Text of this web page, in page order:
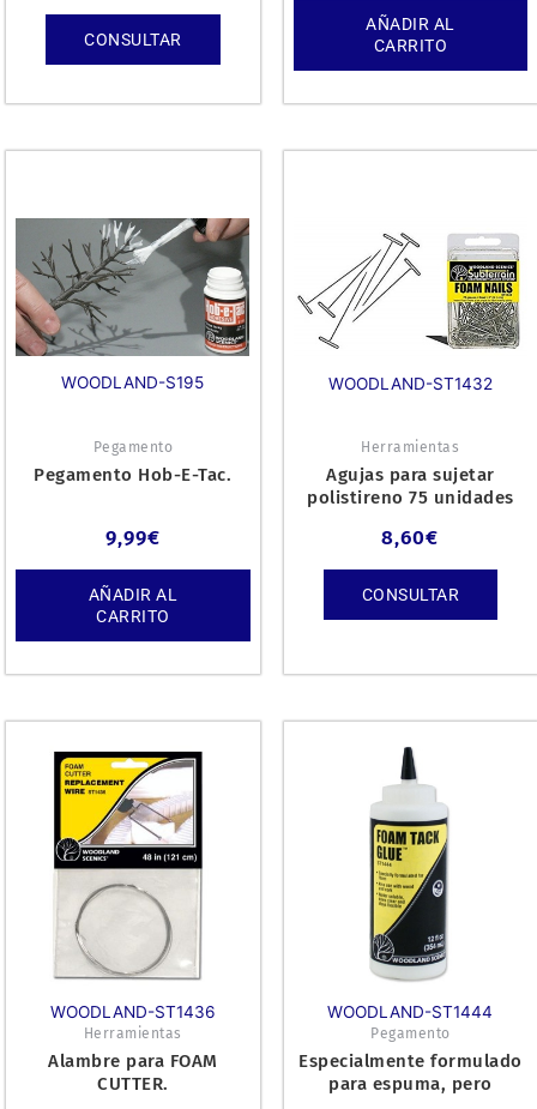
CONSULTAR
AÑADIR AL
CARRITO
WOODLAND-S195
Pegamento
Pegamento Hob-E-Tac.
9,99€
AÑADIR AL
CARRITO
WOODLAND-ST1432
Herramientas
Agujas para sujetar
polistireno 75 unidades
8,60€
CONSULTAR
WOODLAND-ST1436
Herramientas
Alambre para FOAM
CUTTER.
WOODLAND-ST1444
Pegamento
Especialmente formulado
para espuma, pero